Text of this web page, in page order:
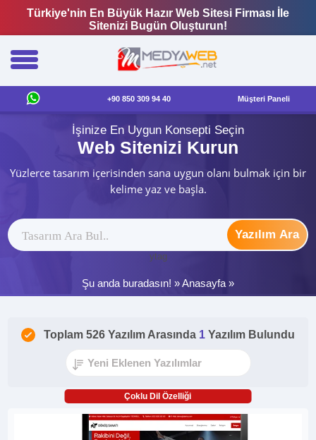
Türkiye'nin En Büyük Hazır Web Sitesi Firması İle
Sitenizi Bugün Oluşturun!
+90 850 309 94 40 Müşteri Paneli
İşinize En Uygun Konsepti Seçin
Web Sitenizi Kurun
Yüzlerce tasarım içerisinden sana uygun olanı bulmak için bir
kelime yaz ve başla.
Yazılım Ara
ytag
Şu anda buradasın! »Anasayfa »
Toplam 526 Yazılım Arasında 1 Yazılım Bulundu
Çoklu Dil Özelliği